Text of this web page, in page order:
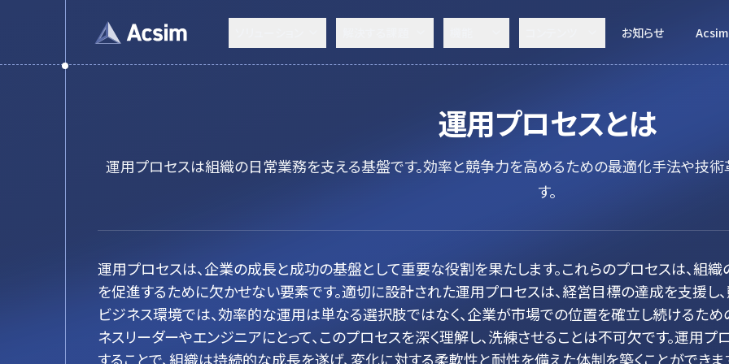
お知らせ
運用プロセスとは
運用プロセスは組織の日常業務を支える基盤です。効率と競争力を高めるための最適化手法や技
す。
運用プロセスは、企業の成長と成功の基盤として重要な役割を果たします。これらのプロセスは、組
を促進するために欠かせない要素です。適切に設計された運用プロセスは、経営目標の達成を支援し
ビジネス環境では、効率的な運用は単なる選択肢ではなく、企業が市場での位置を確立し続けるため
ネスリーダーやエンジニアにとって、このプロセスを深く理解し、洗練させることは不可欠です。運用
することで、組織は持続的な成長を遂げ、変化に対する柔軟性と耐性を備えた体制を築くことができま